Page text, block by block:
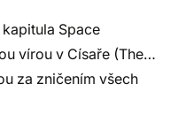
Space
vírou v Císaře (The
za zničením všech